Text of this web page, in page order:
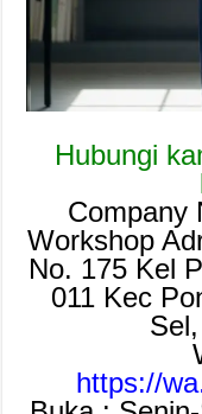
Hubungi
Company
Workshop
No. 175 Kel
011 Kec
https://